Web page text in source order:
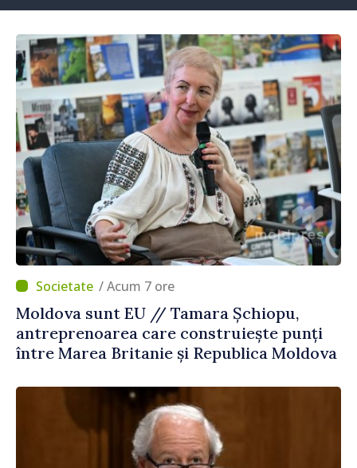
/ Acum 7 ore
Moldova sunt EU // Tamara Șchiopu,
antreprenoarea care construiește punți
între Marea Britanie și Republica Moldova